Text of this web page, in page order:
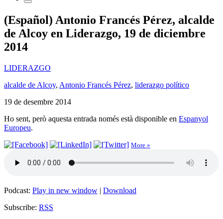
(Español) Antonio Francés Pérez, alcalde
de Alcoy en Liderazgo, 19 de diciembre
2014
LIDERAZGO
alcalde de Alcoy, Antonio Francés Pérez, liderazgo político
19 de desembre 2014
Ho sent, però aquesta entrada només està disponible en Espanyol
Europeu.
More »
Podcast: Play in new window | Download
Subscribe: RSS